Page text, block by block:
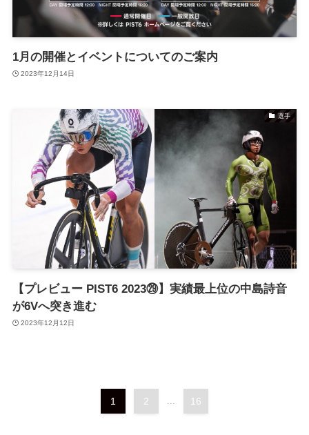
1月の開催とイベントについてのご案内
2023年12月14日
選手
【プレビュー PIST6 2023㉙】実績最上位の中島詩音
が6Vへ突き進む
2023年12月12日
1 2 ... 16